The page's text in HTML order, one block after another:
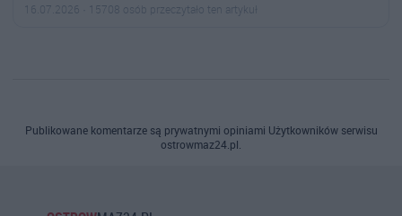
16.07.2026 · 15708 osób przeczytało ten artykuł
Publikowane komentarze są prywatnymi opiniami Użytkowników serwisu
ostrowmaz24.pl.